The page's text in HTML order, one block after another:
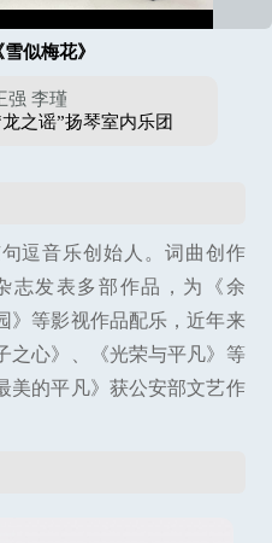
似梅花》
强 李瑾
之谣”扬琴室内乐团
逗音乐创始人。词曲创作
志发表多部作品，为《余
》等影视作品配乐，近年来
之心》、《光荣与平凡》等
美的平凡》获公安部文艺作